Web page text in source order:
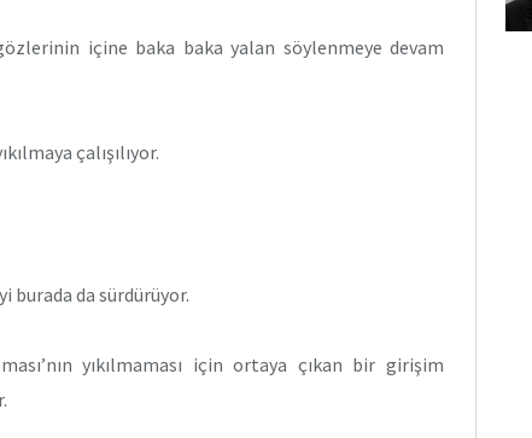
içine baka baka yalan söylenmeye devam
çalışılıyor.
burada da sürdürüyor.
yıkılmaması için ortaya çıkan bir girişim